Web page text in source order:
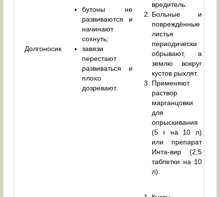
Долгоносик
бутоны не
развиваются и
начинают
сохнуть;
завязи
перестают
развиваться и
плохо
дозревают.
вредитель.
Больные и
повреждённые
листья
периодически
обрывают, а
землю вокруг
кустов рыхлят.
Применяют
раствор
марганцовки
для
опрыскивания
(5 г на 10 л)
или препарат
Инта-вир (2,5
таблетки на 10
л).